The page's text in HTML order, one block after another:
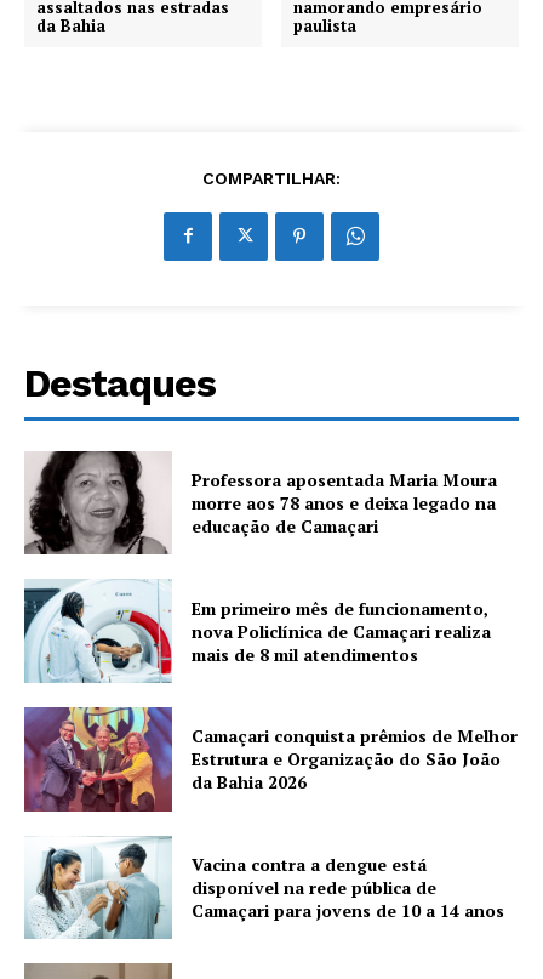
assaltados nas estradas
da Bahia
namorando empresário
paulista
COMPARTILHAR:
Destaques
Professora aposentada Maria Moura
morre aos 78 anos e deixa legado na
educação de Camaçari
Em primeiro mês de funcionamento,
nova Policlínica de Camaçari realiza
mais de 8 mil atendimentos
Camaçari conquista prêmios de Melhor
Estrutura e Organização do São João
da Bahia 2026
Vacina contra a dengue está
disponível na rede pública de
Camaçari para jovens de 10 a 14 anos